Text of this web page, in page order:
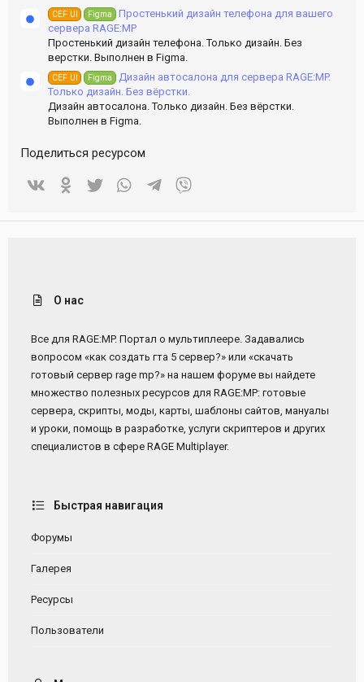
CEF UI Figma Простенький дизайн телефона для вашего
сервера RAGE:MP
Простенький дизайн телефона. Только дизайн. Без
верстки. Выполнен в Figma.
CEF UI Figma Дизайн автосалона для сервера RAGE:MP.
Только дизайн. Без вёрстки.
Дизайн автосалона. Только дизайн. Без вёрстки.
Выполнен в Figma.
Поделиться ресурсом
VkontakteOdnoklassniki
Twitter WhatsAppTelegram
О нас
Все для RAGE:MP. Портал о мультиплеере. Задавались
вопросом «как создать гта 5 сервер?» или «скачать
готовый сервер rage mp?» на нашем форуме вы найдете
множество полезных ресурсов для RAGE:MP: готовые
сервера, скрипты, моды, карты, шаблоны сайтов, мануалы
и уроки, помощь в разработке, услуги скриптеров и других
специалистов в сфере RAGE Multiplayer.
Быстрая навигация
Форумы
Галерея
Ресурсы
Пользователи